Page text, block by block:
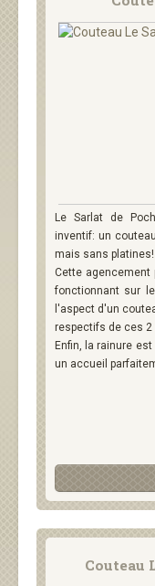
Le Sarlat de
inventif: un
mais sans platines!
Cette agencement
fonctionnant sur
l'aspect d'un
respectifs de ces
Enfin, la rainure
un accueil
Couteau